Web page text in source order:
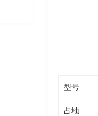
型号
占地